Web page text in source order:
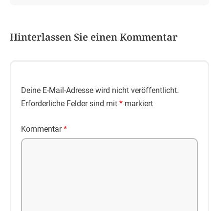
Hinterlassen Sie einen Kommentar
Deine E-Mail-Adresse wird nicht veröffentlicht.
Erforderliche Felder sind mit * markiert
Kommentar*